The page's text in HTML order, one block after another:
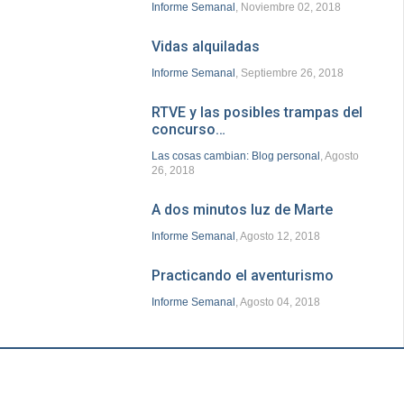
Informe Semanal , Noviembre 02, 2018
Vidas alquiladas
Informe Semanal , Septiembre 26, 2018
RTVE y las posibles trampas del
concurso…
Las cosas cambian: Blog personal , Agosto
26, 2018
A dos minutos luz de Marte
Informe Semanal , Agosto 12, 2018
Practicando el aventurismo
Informe Semanal , Agosto 04, 2018